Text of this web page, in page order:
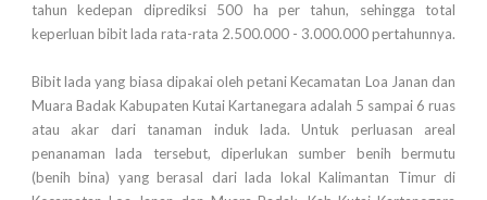
tahun kedepan diprediksi 500 ha per tahun, sehingga total
keperluan bibit lada rata-rata 2.500.000 - 3.000.000 pertahunnya.
Bibit lada yang biasa dipakai oleh petani Kecamatan Loa Janan dan
Muara Badak Kabupaten Kutai Kartanegara adalah 5 sampai 6 ruas
atau akar dari tanaman induk lada. Untuk perluasan areal
penanaman lada tersebut, diperlukan sumber benih bermutu
(benih bina) yang berasal dari lada lokal Kalimantan Timur di